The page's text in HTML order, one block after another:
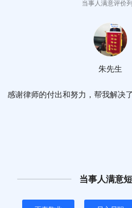
当事人满意评价
感谢律师的付出和努力，帮我解决了
朱先生
当事人满意